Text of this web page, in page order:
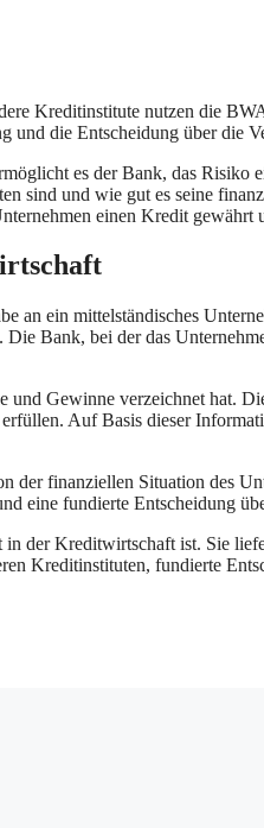
Kreditinstitute nutzen die
und die Entscheidung über die
es der Bank, das Risiko
sind und wie gut es seine
einen Kredit
ein mittelständisches
Bank, bei der das
und Gewinne verzeichnet hat.
Auf Basis dieser
der finanziellen Situation des
eine fundierte Entscheidung
in der Kreditwirtschaft ist. Sie
Kreditinstituten, fundierte